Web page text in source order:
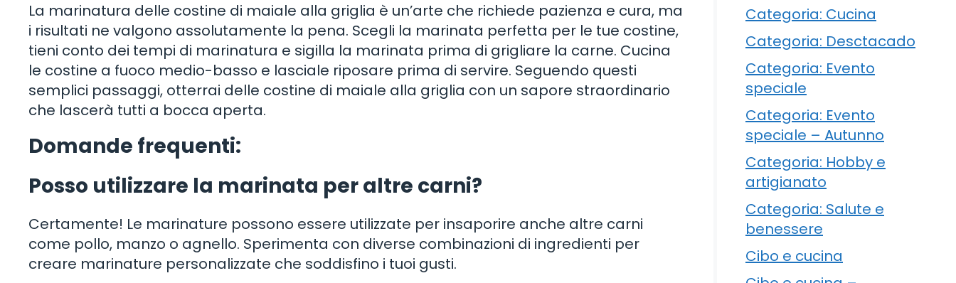
La marinatura delle costine di maiale alla griglia è un’arte che richiede pazienza e cura, ma
i risultati ne valgono assolutamente la pena. Scegli la marinata perfetta per le tue costine,
tieni conto dei tempi di marinatura e sigilla la marinata prima di grigliare la carne. Cucina
le costine a fuoco medio-basso e lasciale riposare prima di servire. Seguendo questi
semplici passaggi, otterrai delle costine di maiale alla griglia con un sapore straordinario
che lascerà tutti a bocca aperta.
Domande frequenti:
Posso utilizzare la marinata per altre carni?
Certamente! Le marinature possono essere utilizzate per insaporire anche altre carni
come pollo, manzo o agnello. Sperimenta con diverse combinazioni di ingredienti per
creare marinature personalizzate che soddisfino i tuoi gusti.
Categoria: Cucina
Categoria: Desctacado
Categoria: Evento
speciale
Categoria: Evento
speciale – Autunno
Categoria: Hobby e
artigianato
Categoria: Salute e
benessere
Cibo e cucina